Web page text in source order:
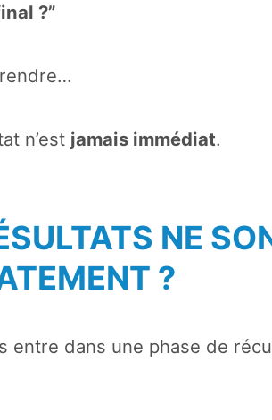
?”
n’est jamais immédiat.
NE
?
entre dans une phase de